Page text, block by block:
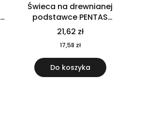
Świeca na drewnianej
podstawce PENTAS
MO6282-40
21,62 zł
17,58 zł
Do koszyka